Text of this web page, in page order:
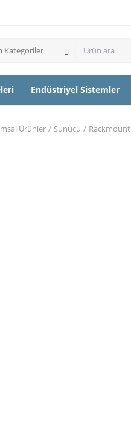
Kategoriler
Endüstriyel Sistemler
Ürünler Sunucu Rackmount